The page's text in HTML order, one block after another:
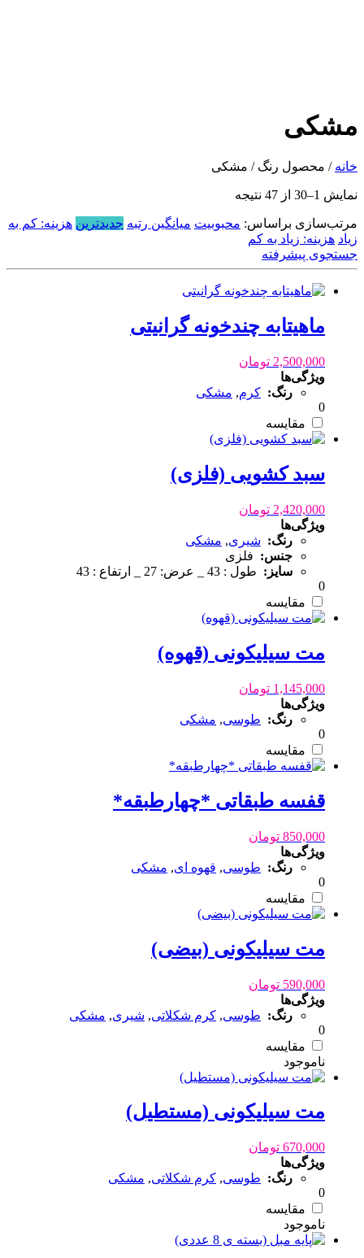
مشکی
خانه / محصول رنگ / مشکی
نمایش 1–30 از 47 نتیجه
latest
مرتب‌سازی براساس: محبوبیت میانگین رتبه جدیدترین هزینه: کم به
زیاد هزینه: زیاد به کم
جستجوی پیشرفته
ماهیتابه چندخونه گرانیتی
2,500,000 تومان
ویژگی‌ها
رنگ: کرم, مشکی
0
مقایسه
سبد کشویی (فلزی)
2,420,000 تومان
ویژگی‌ها
رنگ: شیری, مشکی
جنس: فلزی
سایز: طول : 43 _ عرض: 27 _ ارتفاع : 43
0
مقایسه
مت سیلیکونی (قهوه)
1,145,000 تومان
ویژگی‌ها
رنگ: طوسی, مشکی
0
مقایسه
قفسه طبقاتی *چهارطبقه*
850,000 تومان
ویژگی‌ها
رنگ: طوسی, قهوه ای, مشکی
0
مقایسه
مت سیلیکونی (بیضی)
590,000 تومان
ویژگی‌ها
رنگ: طوسی, کرم شکلاتی, شیری, مشکی
0
مقایسه
مت سیلیکونی (مستطیل)
670,000 تومان
ویژگی‌ها
رنگ: طوسی, کرم شکلاتی, مشکی
0
مقایسه